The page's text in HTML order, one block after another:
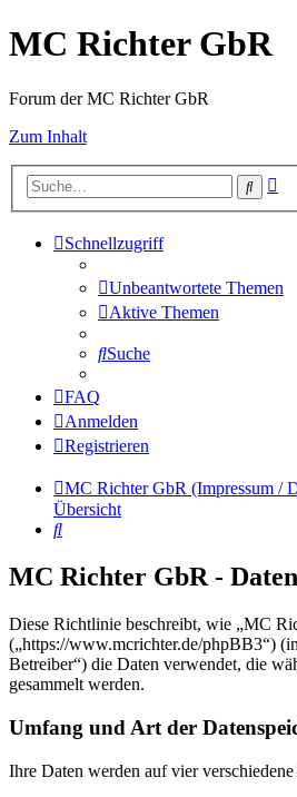
MC Richter GbR
Forum der MC Richter GbR
Zum Inhalt
Suche
Schnellzugriff
Unbeantwortete Themen
Aktive Themen
Suche
FAQ
Anmelden
Registrieren
MC Richter GbR (Impressum /
Übersicht
Suche
MC Richter GbR -
Diese Richtlinie beschreibt, wie „MC
(„https://www.mcrichter.de/phpBB3“)
Betreiber“) die Daten verwendet, die
gesammelt werden.
Umfang und Art der
Ihre Daten werden auf vier